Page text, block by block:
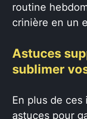
routine
crinière en un
Astuces
sublimer
En plus de
astuces pour